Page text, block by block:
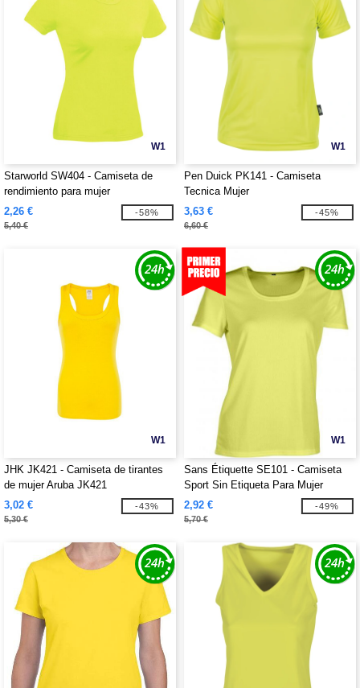
W1
Starworld SW404 - Camiseta de
rendimiento para mujer
2,26 €
5,40 €
-58%
W1
Pen Duick PK141 - Camiseta
Tecnica Mujer
3,63 €
6,60 €
-45%
W1
JHK JK421 - Camiseta de tirantes
de mujer Aruba JK421
3,02 €
5,30 €
-43%
W1
Sans Étiquette SE101 - Camiseta
Sport Sin Etiqueta Para Mujer
2,92 €
5,70 €
-49%